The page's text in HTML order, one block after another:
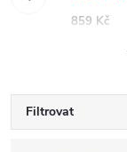
859 Kč
Filtrovat